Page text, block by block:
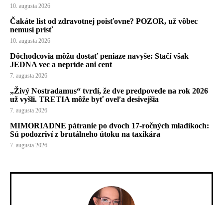
10. augusta 2026
Čakáte list od zdravotnej poisťovne? POZOR, už vôbec
nemusí prísť
10. augusta 2026
Dôchodcovia môžu dostať peniaze navyše: Stačí však
JEDNA vec a nepríde ani cent
7. augusta 2026
„Živý Nostradamus“ tvrdí, že dve predpovede na rok 2026
už vyšli. TRETIA môže byť oveľa desivejšia
7. augusta 2026
MIMORIADNE pátranie po dvoch 17-ročných mladíkoch:
Sú podozriví z brutálneho útoku na taxikára
7. augusta 2026